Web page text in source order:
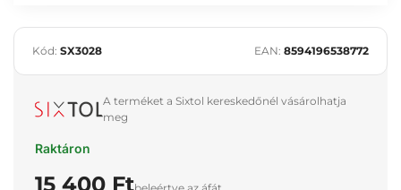
Kód: SX3028 EAN: 8594196538772
A terméket a Sixtol kereskedőnél vásárolhatja
meg
Raktáron
15 400 Ft